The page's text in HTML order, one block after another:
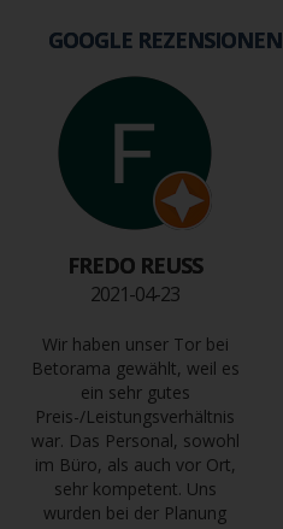
GOOGLE REZENSIONEN
FREDO REUSS
2021-04-23
Wir haben unser Tor bei
Betorama gewählt, weil es
ein sehr gutes
Preis-/Leistungsverhältnis
war. Das Personal, sowohl
im Büro, als auch vor Ort,
sehr kompetent. Uns
wurden bei der Planung